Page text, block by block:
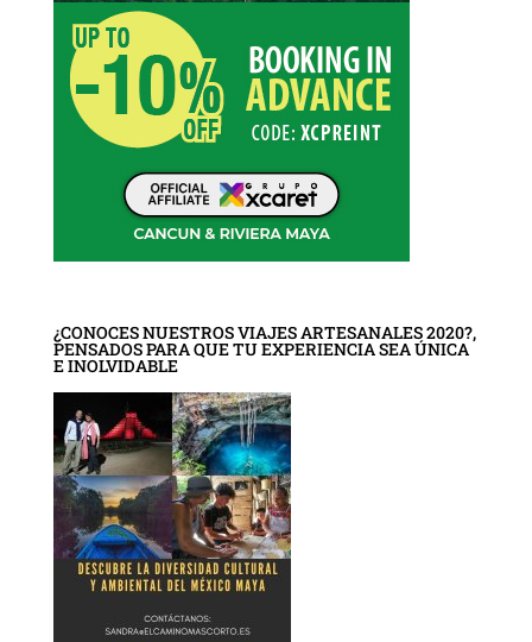
¿CONOCES NUESTROS VIAJES ARTESANALES 2020?,
PENSADOS PARA QUE TU EXPERIENCIA SEA ÚNICA
E INOLVIDABLE